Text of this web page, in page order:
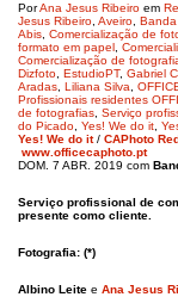
PorAna Jesus Ribeiro em
Jesus Ribeiro Aveiro
Abis Comercialização de
formato em papel
Comercialização de
Dizfoto EstudioPT, Gabriel
Aradas Liliana Silva
Profissionais residentes
de fotografias Serviço
do Picado Yes! We do it
Yes! We do it / CAPhoto
www.officecaphoto.pt
DOM. 7 ABR. 2019 com
Serviço profissional de
presente como cliente.
Fotografia: (*)
Albino Leite e Ana Jesus